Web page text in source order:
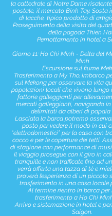
la cattedrale di Notre Dame risalente
postale, il mercato Binh Tay. Sosta
di lacche, tipico prodotto di
Proseguimento della visita del
della pagoda Thien
Pernottamento in hotel a
Giorno 11: Ho Chi Minh - Delta del
Minh
Escursione sul fiume
Trasferimento a My Tho. Imbarco
sul Mekong per osservare la vita
popolazioni locali che vivono lungo
fattorie galleggianti per
mercati galleggianti, navigando
delimitati da alberi di papaia
Lasciata la barca potremo
posto per vedere il modo in cui
“elettrodomestici” per la casa con
cocco e per le coperture dei tetti.
di stagione con performance di
Il viaggio prosegue con il giro in
tranquille e non trafficate fino ad
verrà offerta una tazza di tè e
proverà l’esperienza di un piccolo
trasferimento in una casa locale
Al termine rientro in barca per
trasferimento a Ho Chi
Arrivo e sistemazione in hotel e
Saigon.